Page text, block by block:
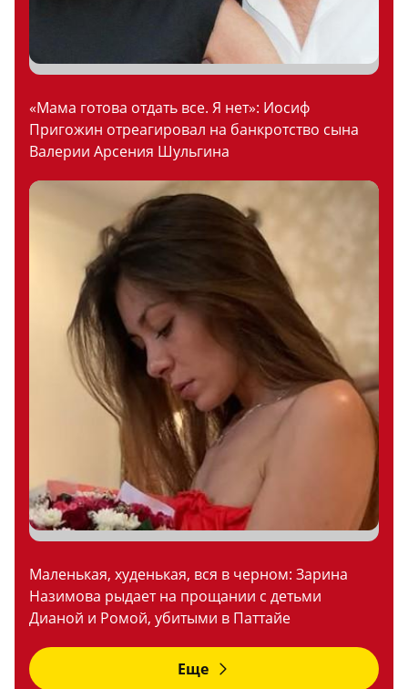
«Мама готова отдать все. Я нет»: Иосиф
Пригожин отреагировал на банкротство сына
Валерии Арсения Шульгина
Маленькая, худенькая, вся в черном: Зарина
Назимова рыдает на прощании с детьми
Дианой и Ромой, убитыми в Паттайе
Еще